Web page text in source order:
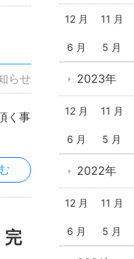
らせ
く事
12 月 11 月
6 月 5 月
2023年
12 月 11 月
6 月 5 月
2022年
12 月 11 月
6 月 5 月